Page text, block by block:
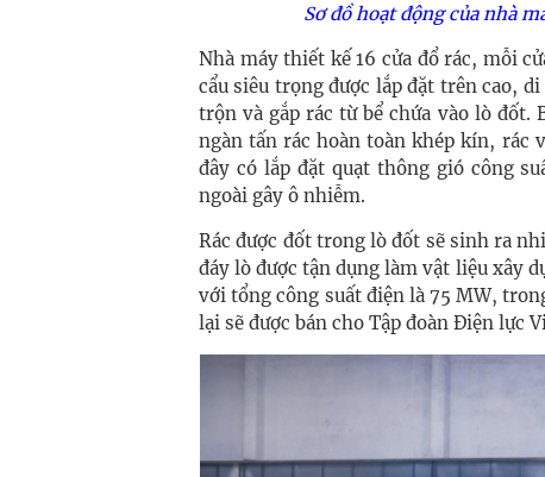
Sơ đồ hoạt động của nhà
Nhà máy thiết kế 16 cửa đổ rác, mỗi
cẩu siêu trọng được lắp đặt trên cao,
trộn và gắp rác từ bể chứa vào lò đốt.
ngàn tấn rác hoàn toàn khép kín, rác
đây có lắp đặt quạt thông gió công
ngoài gây ô nhiễm.
Rác được đốt trong lò đốt sẽ sinh ra
đáy lò được tận dụng làm vật liệu xây
với tổng công suất điện là 75 MW,
lại sẽ được bán cho Tập đoàn Điện lực